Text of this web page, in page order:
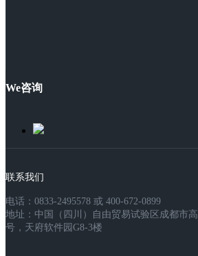
We咨询
联系我们
电话：0833-2495578 或 400-672-0899
地址：中国（四川）自由贸易试验区成都市
号，天府软件园G8-3楼